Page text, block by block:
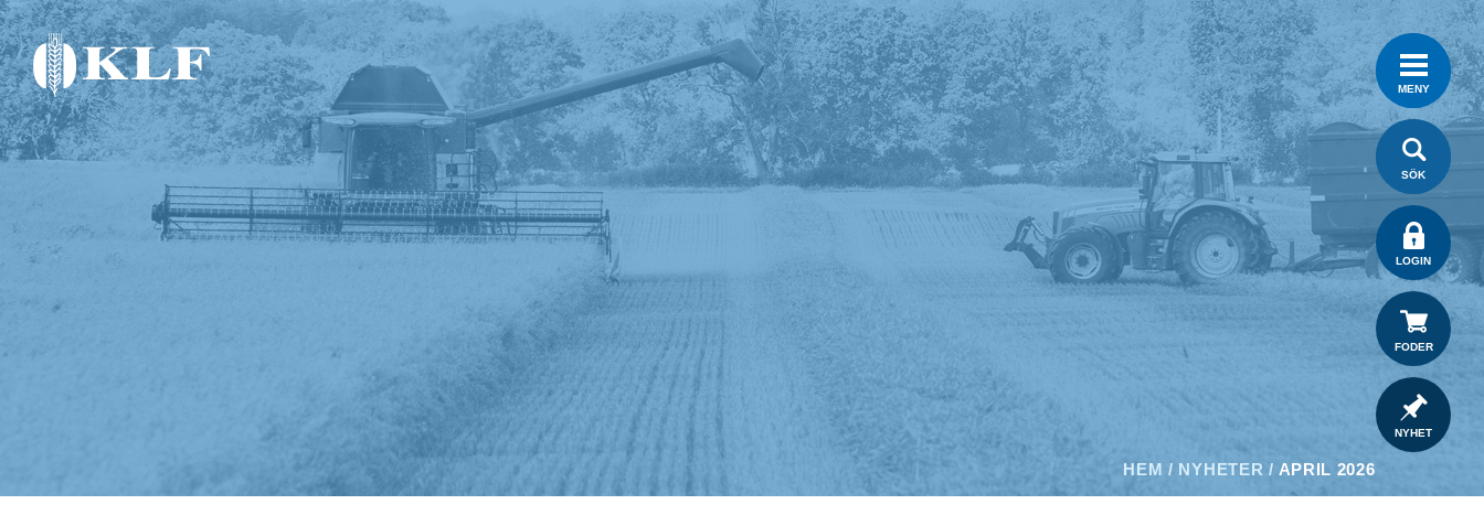
MENY
SÖK
LOGIN
FODER
NYHET
HEM / NYHETER / APRIL 2026